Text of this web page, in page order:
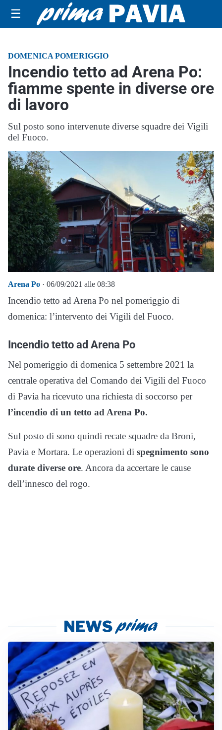
☰
DOMENICA POMERIGGIO
Incendio tetto ad Arena Po:
fiamme spente in diverse ore
di lavoro
Sul posto sono intervenute diverse squadre dei Vigili
del Fuoco.
Arena Po · 06/09/2021 alle 08:38
Incendio tetto ad Arena Po nel pomeriggio di
domenica: l’intervento dei Vigili del Fuoco.
Incendio tetto ad Arena Po
Nel pomeriggio di domenica 5 settembre 2021 la
centrale operativa del Comando dei Vigili del Fuoco
di Pavia ha ricevuto una richiesta di soccorso per
l’incendio di un tetto ad Arena Po.
Sul posto di sono quindi recate squadre da Broni,
Pavia e Mortara. Le operazioni di spegnimento sono
durate diverse ore. Ancora da accertare le cause
dell’innesco del rogo.